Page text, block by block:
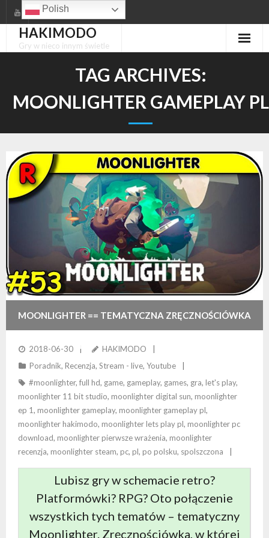
to
contentHAKIMODO
Gry w nieco innym świetle
TAG ARCHIVES:
MOONLIGHTER GAMEPLAY PL
MOONLIGHTER == TEMATYCZNA ZRĘCZNOŚCIÓWKA
RETRO Z ELEMENTAMI RPG
2018-06-30
HAKIMODO
Poradnik, Recenzja, Stream - live, Youtube
#moonlighter, full hd, game, gameplay, games, gra, let's play,
moonlighter 11 bit studio, moonlighter digital sun, moonlighter
ep 1, moonlighter gameplay, moonlighter gameplay pl,
moonlighter hakimodo, moonlighter lets play pl, moonlighter pc
download, moonlighter pierwsze wrażenia, moonlighter
recenzja, moonlighter steam, pc, pl, po polsku, spolszczona
Lubisz gry w schemacie retro?
Platformówki? RPG? Oto połączenie
wszystkich tych tematów – tematyczny
Moonlighter. Zręcznościówka, w której
Polish